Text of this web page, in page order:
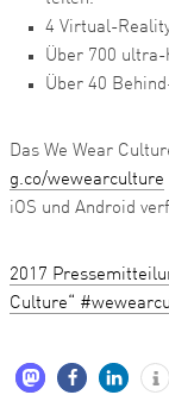
4 Virtual-
Über 700 ultra-
Über 40
Das We Wear
g.co/wewearculture
iOS und Android
2017
Culture“